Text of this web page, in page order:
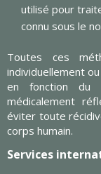
utilisé pour
connu sous le
Toutes ces
individuellement
en fonction du
médicalement
éviter toute
corps humain.
Services